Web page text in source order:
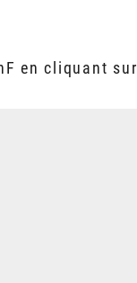
en cliquant sur